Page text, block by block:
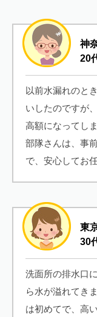
神
20
以前水漏れのと
いしたのですが
高額になってし
部隊さんは、事
で、安心してお
東
30
洗面所の排水口
ら水が溢れてき
は初めてで、高